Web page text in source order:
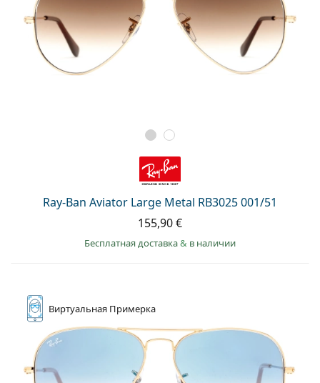
Ray-Ban Aviator Large Metal RB3025 001/51
155,90 €
Бесплатная доставка& в наличии
Виртуальная Примерка